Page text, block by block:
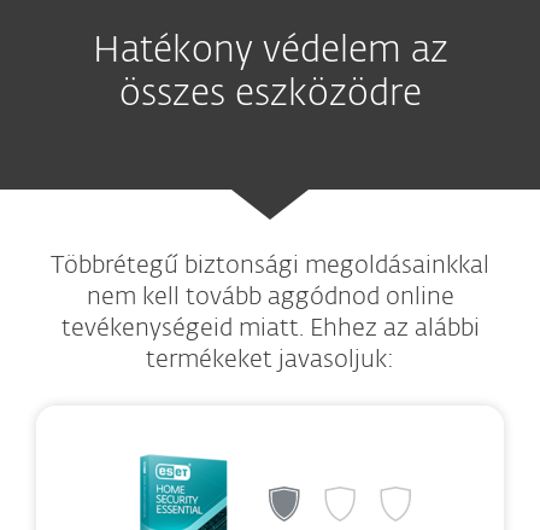
Hatékony védelem az
összes eszközödre
Többrétegű biztonsági megoldásainkkal
nem kell tovább aggódnod online
tevékenységeid miatt. Ehhez az alábbi
termékeket javasoljuk: